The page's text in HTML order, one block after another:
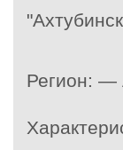
Регион: —